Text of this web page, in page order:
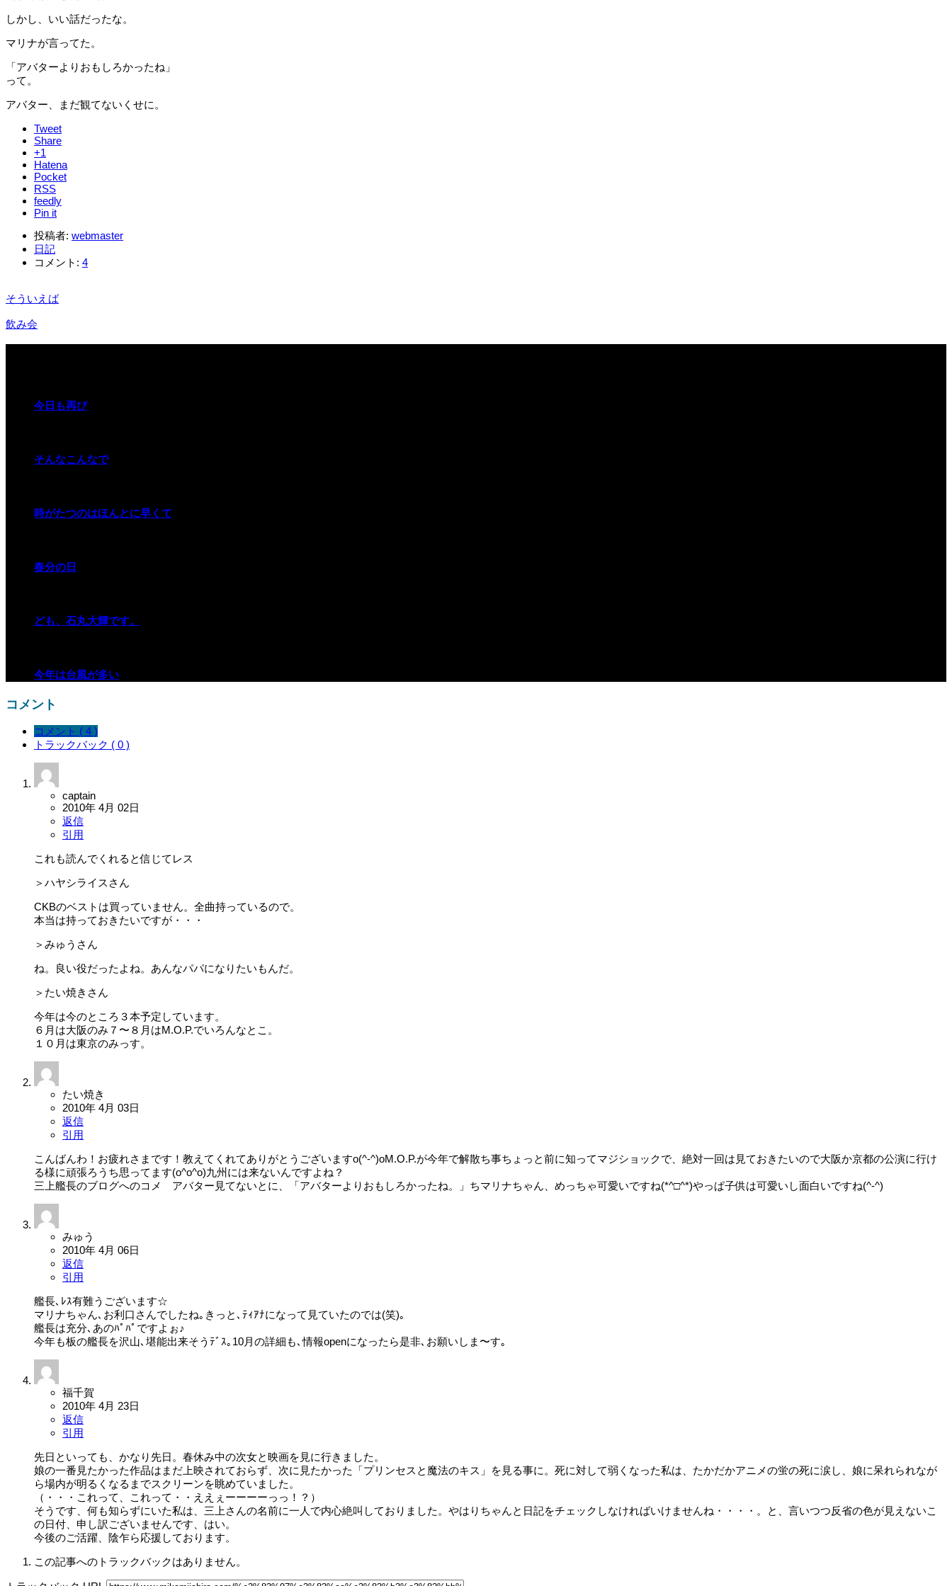
しかし、いい話だったな。
マリナが言ってた。
「アバターよりおもしろかったね」
って。
アバター、まだ観てないくせに。
Tweet
Share
+1
Hatena
Pocket
RSS
feedly
Pin it
投稿者: webmaster
日記
コメント: 4
そういえば
飲み会
今日も再び
そんなこんなで
時がたつのはほんとに早くて
春分の日
ども、石丸大輝です。
今年は台風が多い
コメント
コメント ( 4 )
トラックバック ( 0 )
captain
2010年 4月 02日
返信
引用
これも読んでくれると信じてレス
＞ハヤシライスさん
CKBのベストは買っていません。全曲持っているので。
本当は持っておきたいですが・・・
＞みゅうさん
ね。良い役だったよね。あんなパパになりたいもんだ。
＞たい焼きさん
今年は今のところ３本予定しています。
６月は大阪のみ７〜８月はM.O.P.でいろんなとこ。
１０月は東京のみっす。
たい焼き
2010年 4月 03日
返信
引用
こんばんわ！お疲れさまです！教えてくれてありがとうございますo(^-^)oM.O.P.が今年で解散ち事ちょっと前に知ってマジショックで、絶対一回は見ておきたいので大阪か京都の公演に行け
る様に頑張ろうち思ってます(o^o^o)九州には来ないんですよね？
三上艦長のブログへのコメ アバター見てないとに、「アバターよりおもしろかったね。」ちマリナちゃん、めっちゃ可愛いですね(*^□^*)やっぱ子供は可愛いし面白いですね(^-^)
みゅう
2010年 4月 06日
返信
引用
艦長､ﾚｽ有難うございます☆
マリナちゃん､お利口さんでしたね｡きっと､ﾃｨｱﾅになって見ていたのでは(笑)｡
艦長は充分､あのﾊﾟﾊﾟですよぉ♪
今年も板の艦長を沢山､堪能出来そうﾃﾞｽ｡10月の詳細も､情報openになったら是非､お願いしま〜す｡
福千賀
2010年 4月 23日
返信
引用
先日といっても、かなり先日。春休み中の次女と映画を見に行きました。
娘の一番見たかった作品はまだ上映されておらず、次に見たかった「プリンセスと魔法のキス」を見る事に。死に対して弱くなった私は、たかだかアニメの蛍の死に涙し、娘に呆れられなが
ら場内が明るくなるまでスクリーンを眺めていました。
（・・・これって、これって・・ええぇーーーーっっ！？）
そうです、何も知らずにいた私は、三上さんの名前に一人で内心絶叫しておりました。やはりちゃんと日記をチェックしなければいけませんね・・・・。と、言いつつ反省の色が見えないこ
の日付、申し訳ございませんです、はい。
今後のご活躍、陰乍ら応援しております。
この記事へのトラックバックはありません。